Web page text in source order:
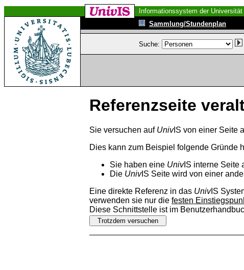
Informationssystem der
Sammlung/Stundenplan
Suche:
Referenzseite
Sie versuchen auf UnivIS von einer Seite
Dies kann zum Beispiel folgende Gründe
Sie haben eine UnivIS interne Seite
Die UnivIS Seite wird von einer
Eine direkte Referenz in das UnivIS
verwenden sie nur die festen
Diese Schnittstelle ist im